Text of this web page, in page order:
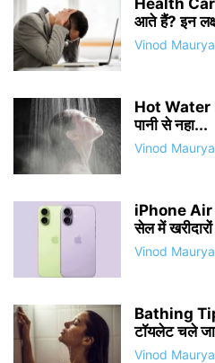
Health
आते हैं? इन
Vinod Maurya
Hot Water
पानी से नहा...
Vinod Maurya
iPhone Air
सेल में
Vinod Maurya
Bathing
टॉयलेट चले
Vinod Maurya